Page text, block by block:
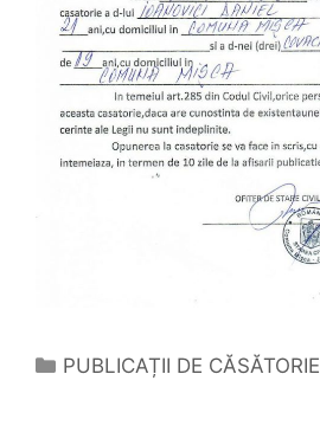
Categorii
PUBLICAȚII DE CĂSĂTORIE